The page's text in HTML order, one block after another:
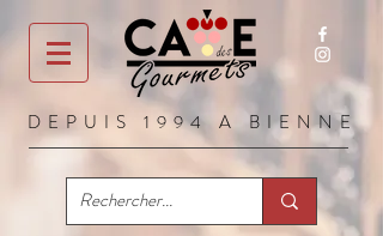
DEPUIS 1994 A BIENNE